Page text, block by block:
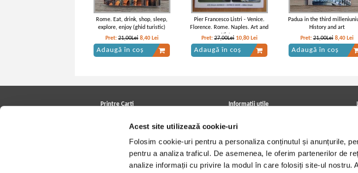
Acest site utilizează cookie-uri
Folosim cookie-uri pentru a personaliza conținutul și anunțurile,
pentru a analiza traficul. De asemenea, le oferim partenerilor de
analize informații cu privire la modul în care folosiți site-ul nostru.
Rome. Eat, drink, shop, sleep,
explore, enjoy (ghid turistic)
Pret: 21,00Lei 8,40 Lei
Adaugă în coș
Pier Francesco Listri - Venice.
Florence. Rome. Naples. Art and
History
Pret:27,00Lei 10,80 Lei
Adaugă în coș
Padua in the third
History and art
Pret:21,00Lei 8,40 Lei
Adaugă în coș
Printre Carti
Cele mai căutate cărți
Blog Printre Carti
Informatii utile
Achizitii viniluri, casete, CD/DVD
Cum cumpar?
Politica de livrare
Retur comenzi
Angajari - Cariere